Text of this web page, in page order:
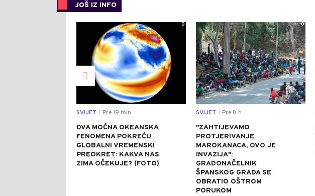
JOŠ IZ INFO
0
SVIJET Pre 19 min
DVA MOĆNA OKEANSKA
FENOMENA POKREĆU
GLOBALNI VREMENSKI
PREOKRET: KAKVA NAS
ZIMA OČEKUJE? (FOTO)
0
SVIJET Pre 8 h
"ZAHTIJEVAMO
PROTJERIVANJE
MAROKANACA, OVO JE
INVAZIJA":
GRADONAČELNIK
ŠPANSKOG GRADA SE
OBRATIO OŠTROM
PORUKOM